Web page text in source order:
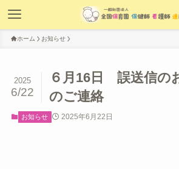
ホーム お知らせ
６月16日 誤送信の
のご連絡
2025
6/22
お知らせ 2025年6月22日